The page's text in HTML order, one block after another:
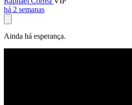
há 2 semanas
Ainda há esperança.